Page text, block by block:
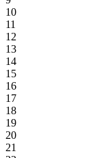
10
11
12
13
14
15
16
17
18
19
20
21